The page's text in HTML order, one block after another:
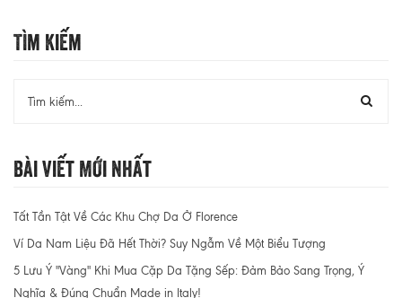
Tìm Kiếm
Bài Viết Mới Nhất
Tất Tần Tật Về Các Khu Chợ Da Ở Florence
Ví Da Nam Liệu Đã Hết Thời? Suy Ngẫm Về Một Biểu Tượng
5 Lưu Ý "Vàng" Khi Mua Cặp Da Tặng Sếp: Đảm Bảo Sang Trọng, Ý
Nghĩa & Đúng Chuẩn Made in Italy!